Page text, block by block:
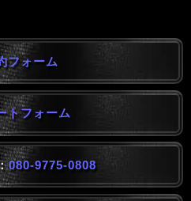
フォーム
トフォーム
080-9775-0808